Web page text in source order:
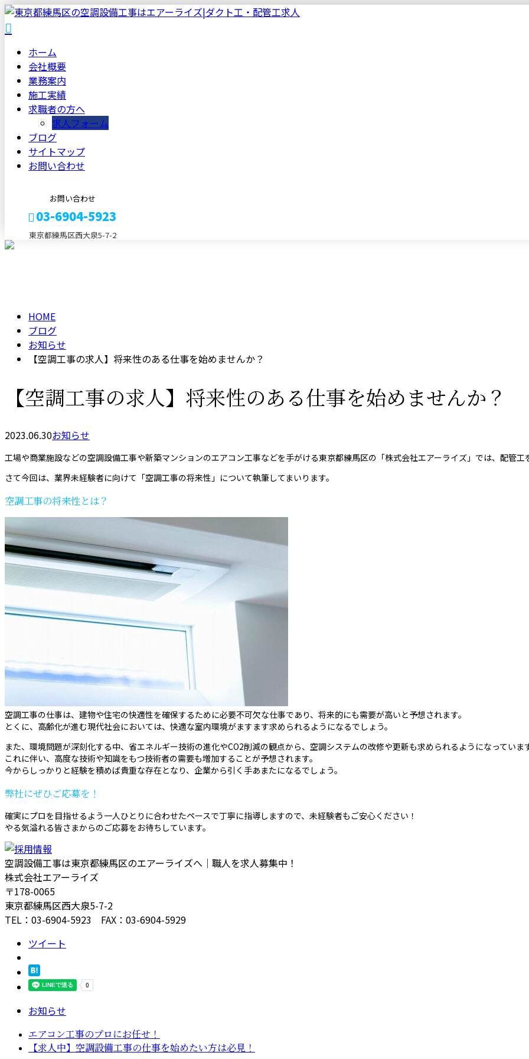
ホーム
会社概要
業務案内
施工実績
求職者の方へ
求人フォーム
ブログ
サイトマップ
お問い合わせ
お問い合わせ
03-6904-5923
東京都練馬区西大泉5-7-2
HOME
ブログ
お知らせ
【空調工事の求人】将来性のある仕事を始めませんか？
【空調工事の求人】将来性のある仕事を始めませんか？
2023.06.30お知らせ
工場や商業施設などの空調設備工事や新築マンションのエアコン工事などを手がける東京都練馬区の「株式会社エアーライズ」では、配管工
さて今回は、業界未経験者に向けて「空調工事の将来性」について執筆してまいります。
空調工事の将来性とは？
空調工事の仕事は、建物や住宅の快適性を確保するために必要不可欠な仕事であり、将来的にも需要が高いと予想されます。
とくに、高齢化が進む現代社会においては、快適な室内環境がますます求められるようになるでしょう。
また、環境問題が深刻化する中、省エネルギー技術の進化やCO2削減の観点から、空調システムの改修や更新も求められるようになっていま
これに伴い、高度な技術や知識をもつ技術者の需要も増加することが予想されます。
今からしっかりと経験を積めば貴重な存在となり、企業から引く手あまたになるでしょう。
弊社にぜひご応募を！
確実にプロを目指せるよう一人ひとりに合わせたペースで丁寧に指導しますので、未経験者もご安心ください！
やる気溢れる皆さまからのご応募をお待ちしています。
空調設備工事は東京都練馬区のエアーライズへ｜職人を求人募集中！
株式会社エアーライズ
〒178-0065
東京都練馬区西大泉5-7-2
TEL：03-6904-5923 FAX：03-6904-5929
ツイート
お知らせ
エアコン工事のプロにお任せ！
【求人中】空調設備工事の仕事を始めたい方は必見！